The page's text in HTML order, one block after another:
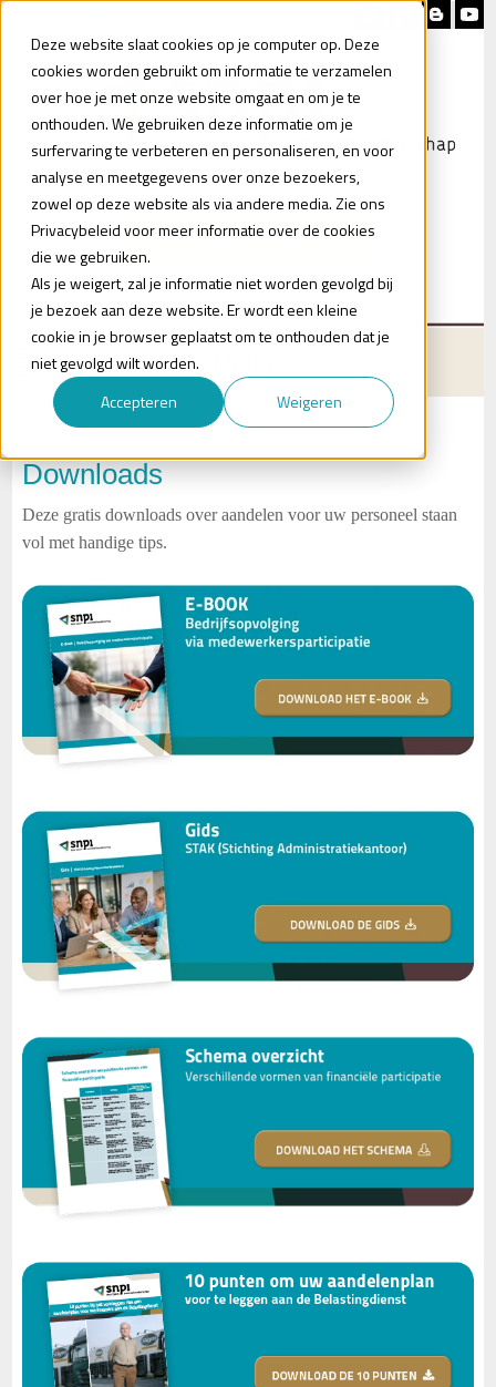
Deze website slaat cookies op je computer op. Deze
cookies worden gebruikt om informatie te verzamelen
over hoe je met onze website omgaat en om je te
onthouden. We gebruiken deze informatie om je
surfervaring te verbeteren en personaliseren, en voor
analyse en meetgegevens over onze bezoekers,
zowel op deze website als via andere media. Zie ons
Privacybeleid voor meer informatie over de cookies
die we gebruiken.
Als je weigert, zal je informatie niet worden gevolgd bij
je bezoek aan deze website. Er wordt een kleine
cookie in je browser geplaatst om te onthouden dat je
niet gevolgd wilt worden.
Accepteren
Weigeren
Heb je vragen?
Downloads
Deze gratis downloads over aandelen voor uw personeel staan
vol met handige tips.